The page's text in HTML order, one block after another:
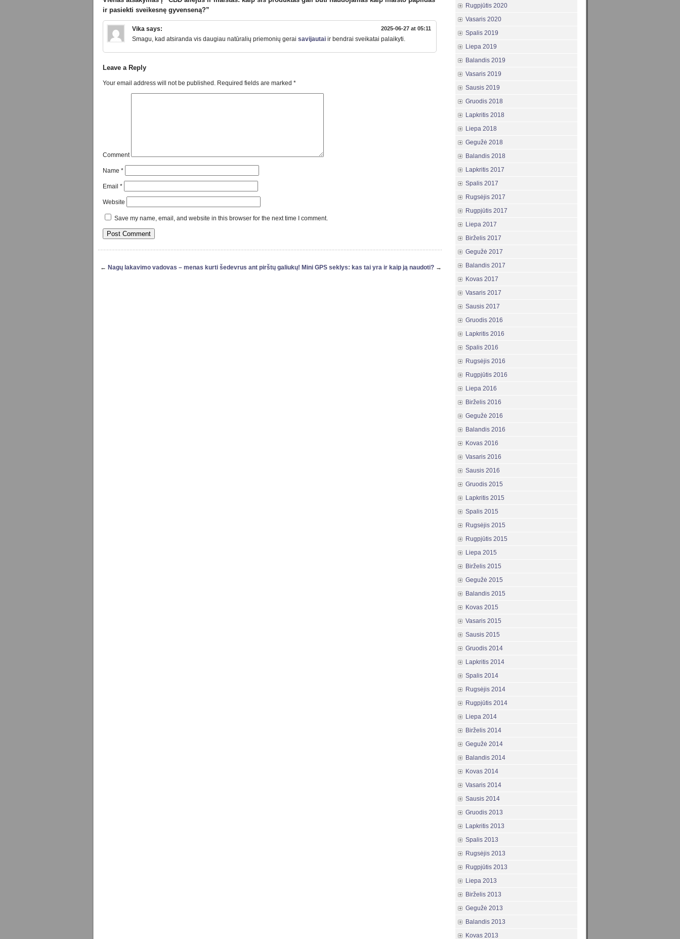
ir pasiekti sveikesnę gyvenseną?”
Vika says: 2025-06-27 at 05:11
Smagu, kad atsiranda vis daugiau natūralių priemonių gerai savijautai ir bendrai sveikatai palaikyti.
Leave a Reply
Your email address will not be published. Required fields are marked *
Comment
Name *
Email *
Website
Save my name, email, and website in this browser for the next time I comment.
← Nagų lakavimo vadovas – menas kurti šedevrus ant pirštų galiukų! Mini GPS seklys: kas tai yra ir kaip ją naudoti? →
Rugpjūtis 2020
Vasaris 2020
Spalis 2019
Liepa 2019
Balandis 2019
Vasaris 2019
Sausis 2019
Gruodis 2018
Lapkritis 2018
Liepa 2018
Gegužė 2018
Balandis 2018
Lapkritis 2017
Spalis 2017
Rugsėjis 2017
Rugpjūtis 2017
Liepa 2017
Birželis 2017
Gegužė 2017
Balandis 2017
Kovas 2017
Vasaris 2017
Sausis 2017
Gruodis 2016
Lapkritis 2016
Spalis 2016
Rugsėjis 2016
Rugpjūtis 2016
Liepa 2016
Birželis 2016
Gegužė 2016
Balandis 2016
Kovas 2016
Vasaris 2016
Sausis 2016
Gruodis 2015
Lapkritis 2015
Spalis 2015
Rugsėjis 2015
Rugpjūtis 2015
Liepa 2015
Birželis 2015
Gegužė 2015
Balandis 2015
Kovas 2015
Vasaris 2015
Sausis 2015
Gruodis 2014
Lapkritis 2014
Spalis 2014
Rugsėjis 2014
Rugpjūtis 2014
Liepa 2014
Birželis 2014
Gegužė 2014
Balandis 2014
Kovas 2014
Vasaris 2014
Sausis 2014
Gruodis 2013
Lapkritis 2013
Spalis 2013
Rugsėjis 2013
Rugpjūtis 2013
Liepa 2013
Birželis 2013
Gegužė 2013
Balandis 2013
Kovas 2013